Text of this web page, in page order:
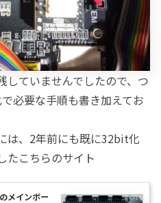
していませんでしたので、つ
必要な手順も書き加えてお
は、2年前にも既に32bit化
たこちらのサイト
メインボー